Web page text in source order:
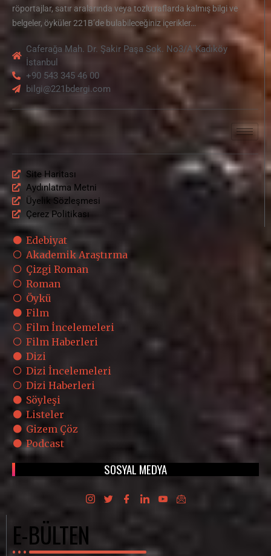
röportajlar, satır aralarında veya tozlu raflarda kalmış bilgi ve
belgeler, öyküler 221B’de bulabileceğiniz içerikler…
Caferağa Mah. Dr. Şakir Paşa Sok. No3/A Kadıköy
İstanbul
+90 543 345 46 00
bilgi@221bdergi.com
Site Haritası
Aydınlatma Metni
Üyelik Sözleşmesi
Çerez Politikası
Edebiyat
Akademik Araştırma
Çizgi Roman
Roman
Öykü
Film
Film İncelemeleri
Film Haberleri
Dizi
Dizi İncelemeleri
Dizi Haberleri
Söyleşi
Listeler
Gizem Çöz
Podcast
SOSYAL MEDYA
E-BÜLTEN